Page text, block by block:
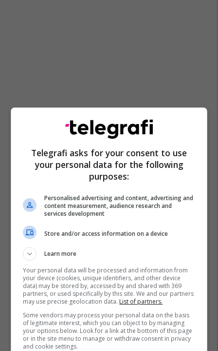
Shba Donald Trump
Ngushtica E Hormuzit
Telegrafi asks for your consent to use
your personal data for the following
purposes:
Personalised advertising and content, advertising and
content measurement, audience research and
services development
Store and/or access information on a device
Learn more
Your personal data will be processed and information from
your device (cookies, unique identifiers, and other device
data) may be stored by, accessed by and shared with 369
partners, or used specifically by this site. We and our partners
may use precise geolocation data. List of partners.
Some vendors may process your personal data on the basis
of legitimate interest, which you can object to by managing
your options below. Look for a link at the bottom of this page
or in the site menu to manage or withdraw consent in privacy
and cookie settings.